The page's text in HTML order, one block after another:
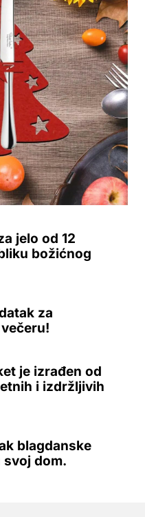
jelo od 12
božićnog
za
je izrađen od
i izdržljivih
blagdanske
dom.